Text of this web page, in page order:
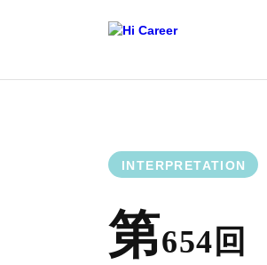
INTERPRETATION
第654回